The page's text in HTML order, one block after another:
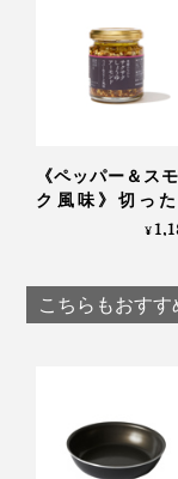
スミ イタグリ
いろんな食材
き感なし。あ
っ！」と歓声を
《ペッパー＆ス
ク風味》切った
け・ゆでただけ
味料」｜サクサク
ょうゆアーモンド
¥
こちらもおすす